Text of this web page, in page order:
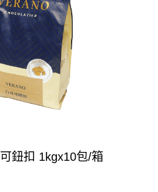
鈕扣 1kgx10包/箱